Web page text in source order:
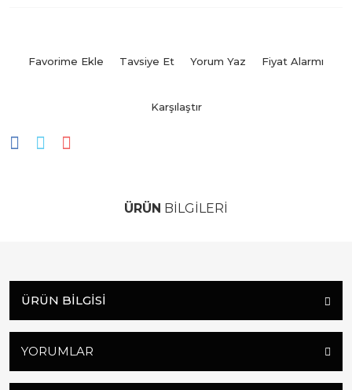
Tavsiye Et Yorum Yaz Fiyat Alarmı
Karşılaştır
ÜRÜN BİLGİLERİ
ÜRÜN BILGISI
YORUMLAR